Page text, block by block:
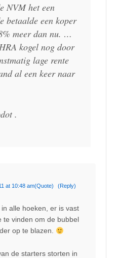
NVM het een
betaalde een koper
meer dan nu. …
kogel nog door
lage rente
al een keer naar
.
at 10:48 am(Quote) (Reply)
alle hoeken, er is vast
te vinden om de bubbel
op te blazen.
de starters storten in